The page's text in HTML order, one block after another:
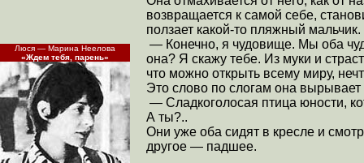
возвращается к самой себе,
ползает какой-то пляжный мальчик.
— Конечно, я чудовище. Мы оба
она? Я скажу тебе. Из муки и
что можно открыть всему миру,
Это слово по слогам она
— Сладкоголосая птица юности,
А ты?..
Они уже оба сидят в кресле и
другое — падшее.
Люся — Марина Неелова
«Ждем тебя, парень»